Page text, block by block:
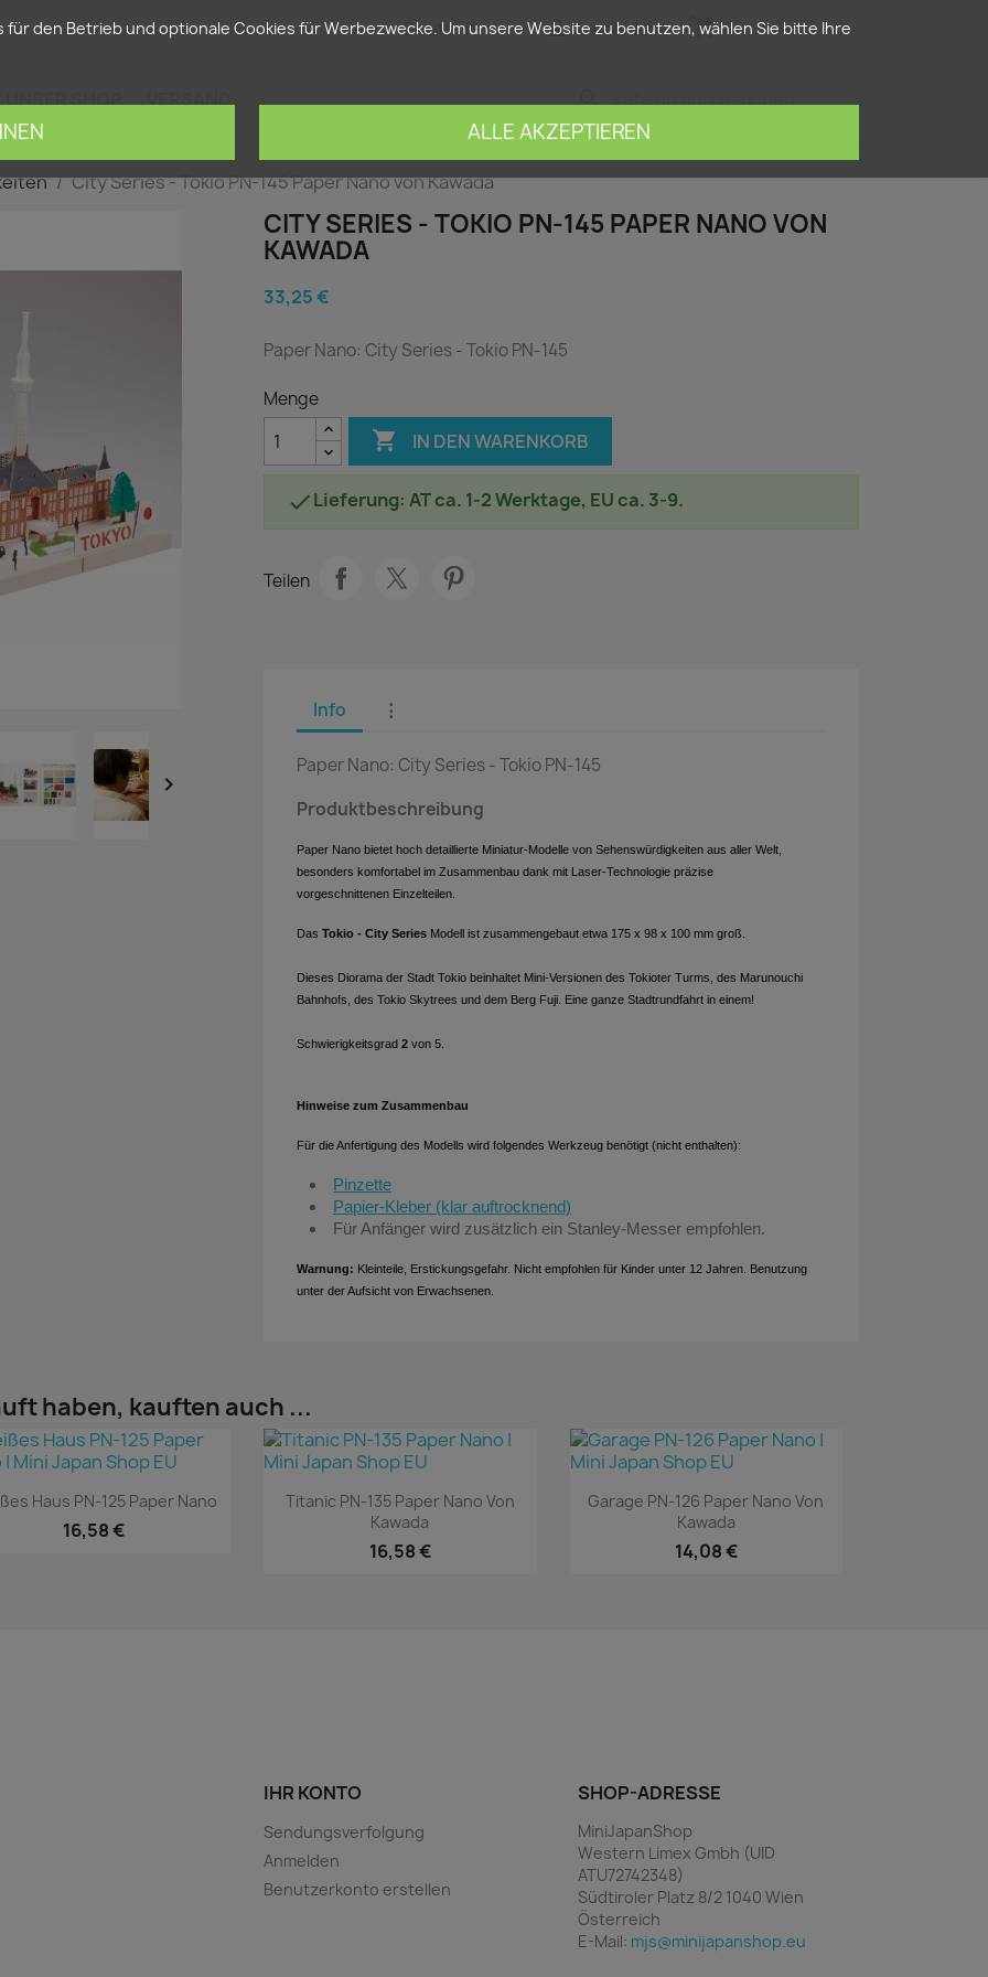
Deutsch Anmelden shopping_cartWarenkorb (0)
UNSER SHOP VERSAND search
City Series - Tokio PN-145 Paper Nano von Kawada

CITY SERIES - TOKIO PN-145 PAPER NANO VON
KAWADA
33,25 €
Paper Nano: City Series - Tokio PN-145
Menge
 IN DEN WARENKORB
Lieferung: AT ca. 1-2 Werktage, EU ca. 3-9.
Teilen
Info ⋮
Paper Nano: City Series - Tokio PN-145
Produktbeschreibung
Paper Nano bietet hoch detaillierte Miniatur-Modelle von Sehenswürdigkeiten aus aller Welt,
besonders komfortabel im Zusammenbau dank mit Laser-Technologie präzise
vorgeschnittenen Einzelteilen.
Das Tokio - City Series Modell ist zusammengebaut etwa 175 x 98 x 100 mm groß.
Dieses Diorama der Stadt Tokio beinhaltet Mini-Versionen des Tokioter Turms, des Marunouchi
Bahnhofs, des Tokio Skytrees und dem Berg Fuji. Eine ganze Stadtrundfahrt in einem!
Schwierigkeitsgrad 2 von 5.
Hinweise zum Zusammenbau
Für die Anfertigung des Modells wird folgendes Werkzeug benötigt (nicht enthalten):
Pinzette
Papier-Kleber (klar auftrocknend)
Für Anfänger wird zusätzlich ein Stanley-Messer empfohlen.
Warnung: Kleinteile, Erstickungsgefahr. Nicht empfohlen für Kinder unter 12 Jahren. Benutzung
unter der Aufsicht von Erwachsenen.
haben, kauften auch ...
Vorschau
Haus PN-125 Paper Nano
16,58 €
Vorschau
Titanic PN-135 Paper Nano Von
Kawada
16,58 €
Vorschau
Garage PN-126 Paper Nano Von
Kawada
14,08 €
IHR KONTO
Sendungsverfolgung
Anmelden
Benutzerkonto erstellen
SHOP-ADRESSE
MiniJapanShop
Western Limex Gmbh (UID
ATU72742348)
Südtiroler Platz 8/2 1040 Wien
Österreich
E-Mail: mjs@minijapanshop.eu
den Betrieb und optionale Cookies für Werbezwecke. Um unsere Website zu benutzen, wählen Sie bitte Ihre
ALLE AKZEPTIEREN